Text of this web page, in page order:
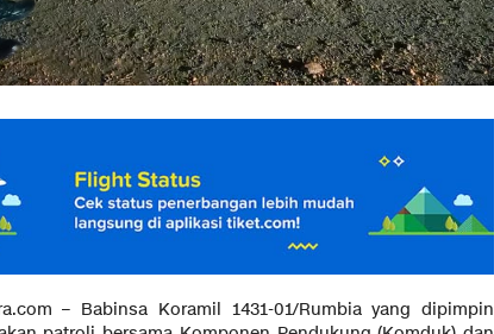
– Babinsa Koramil 1431-01/Rumbia yang dipimpin